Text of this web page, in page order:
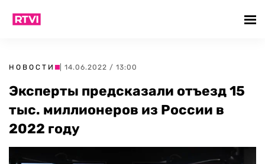
НОВОСТИ | 14.06.2022 / 13:00
Эксперты предсказали отъезд 15
тыс. миллионеров из России в
2022 году